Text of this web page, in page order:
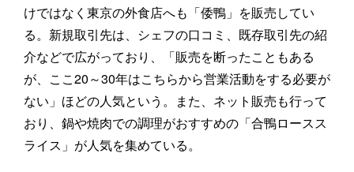
けではなく東京の外食店へも「倭鴨」を販売してい
る。新規取引先は、シェフの口コミ、既存取引先の紹
介などで広がっており、「販売を断ったこともある
が、ここ20～30年はこちらから営業活動をする必要が
ない」ほどの人気という。また、ネット販売も行って
おり、鍋や焼肉での調理がおすすめの「合鴨ロースス
ライス」が人気を集めている。